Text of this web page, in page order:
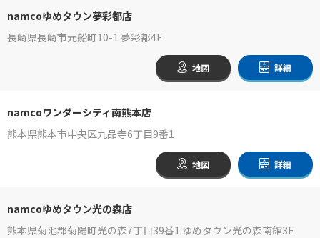
namcoゆめタウン夢彩都店
長崎県長崎市元船町10-1 夢彩都4F
地図 詳細
namcoワンダーシティ南熊本店
熊本県熊本市中央区九品寺6丁目9番1
地図 詳細
namcoゆめタウン光の森店
熊本県菊池郡菊陽町光の森7丁目39番1 ゆめタウン光の森南館3F